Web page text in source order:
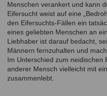
Menschen verankert und kann
Eifersucht weist auf eine
den Eifersuchts-Fällen ein
eines geliebten Menschen an
Liebhaber ist darauf bedacht,
Männern fernzuhalten und
Im Unterschied zum neidischen
anderer Mensch vielleicht mit
zusammenlebt.